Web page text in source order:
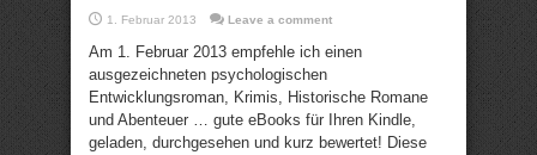
1. Februar 2013 Leave a comment
Am 1. Februar 2013 empfehle ich einen
ausgezeichneten psychologischen
Entwicklungsroman, Krimis, Historische Romane
und Abenteuer … gute eBooks für Ihren Kindle,
geladen, durchgesehen und kurz bewertet! Diese